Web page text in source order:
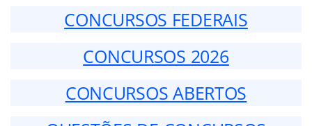
CONCURSOS FEDERAIS
CONCURSOS 2026
CONCURSOS ABERTOS